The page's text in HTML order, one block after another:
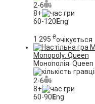
2-6
8+
60-120 Eng
1 295 ₴очікується
Monopoly: Queen
Монополія: Queen
2-6
8+
60-90 Eng